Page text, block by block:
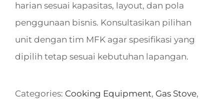
harian sesuai kapasitas, layout, dan pola
penggunaan bisnis. Konsultasikan pilihan
unit dengan tim MFK agar spesifikasi yang
dipilih tetap sesuai kebutuhan lapangan.
Categories: Cooking Equipment, Gas Stove,